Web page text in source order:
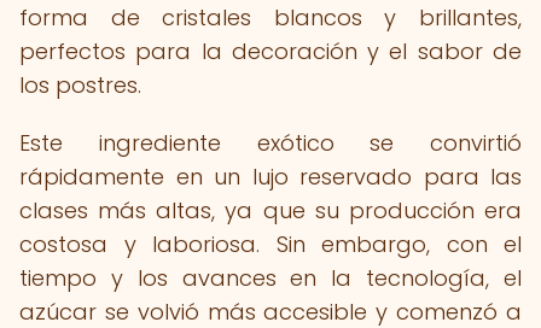
forma de cristales blancos y brillantes,
perfectos para la decoración y el sabor de
los postres.
Este ingrediente exótico se convirtió
rápidamente en un lujo reservado para las
clases más altas, ya que su producción era
costosa y laboriosa. Sin embargo, con el
tiempo y los avances en la tecnología, el
azúcar se volvió más accesible y comenzó a